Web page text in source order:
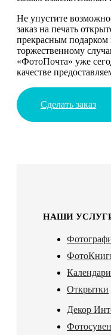
Не упустите
заказ на печать
прекрасным
торжественному
«ФотоПочта» уже
качестве
Сделать заказ
НАШИ
Календари
Открытки
Декор